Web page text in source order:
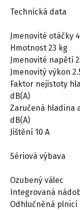
Technická data
Jmenovité otáčky
Hmotnost 23 kg
Jmenovité napětí
Jmenovitý výkon
Faktor nejistoty
dB(A)
Zaručená hladina
dB(A)
Jištění 10 A
Sériová výbava
Ozubený válec
Integrovaná
Odhlučněná plnicí